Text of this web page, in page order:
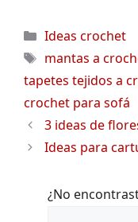
Categorías
Ideas crochet
Etiquetas
mantas a
tapetes tejidos a
crochet para sofá
3 ideas de
Ideas para
¿No